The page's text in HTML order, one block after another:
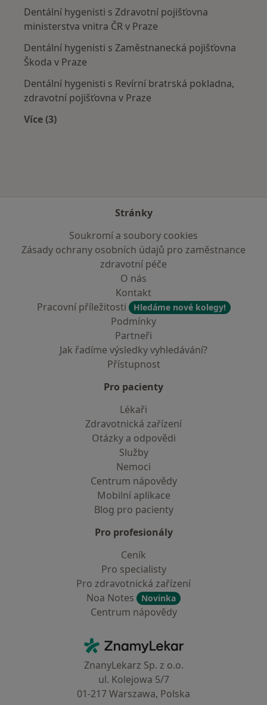
Dentální hygenisti s Zdravotní pojišťovna
ministerstva vnitra ČR v Praze
Dentální hygenisti s Zaměstnanecká pojišťovna
Škoda v Praze
Dentální hygenisti s Revírní bratrská pokladna,
zdravotní pojišťovna v Praze
Více (3)
Stránky
Soukromí a soubory cookies
Zásady ochrany osobních údajů pro zaměstnance
zdravotní péče
O nás
Kontakt
Pracovní příležitosti
Hledáme nové kolegy!
Podmínky
Partneři
Jak řadíme výsledky vyhledávání?
Přístupnost
Pro pacienty
Lékaři
Zdravotnická zařízení
Otázky a odpovědi
Služby
Nemoci
Centrum nápovědy
Mobilní aplikace
Blog pro pacienty
Pro profesionály
Ceník
Pro specialisty
Pro zdravotnická zařízení
Noa Notes
Novinka
Centrum nápovědy
ZnamyLekar - Hlavní stránka
ZnanyLekarz Sp. z o.o.
ul. Kolejowa 5/7
01-217 Warszawa, Polska